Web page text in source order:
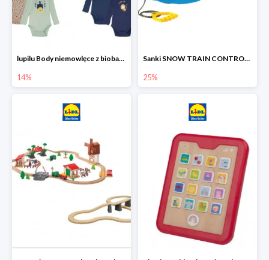
lupilu Body niemowlęce z biobawełny
14%
Sanki SNOW TRAIN CONTROL -25%
25%